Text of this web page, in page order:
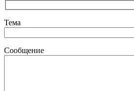
Тема
Сообщение